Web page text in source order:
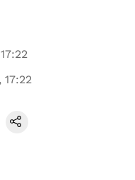
17:22